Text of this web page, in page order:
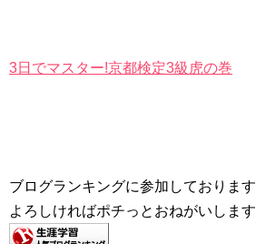
3日でマスター!京都検定3級虎の巻
ブログランキングに参加しております
よろしければポチっとおねがいします